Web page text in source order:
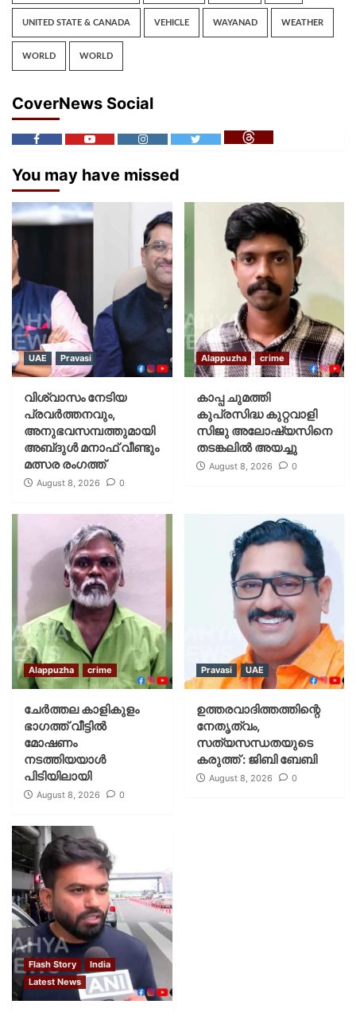
UNITED STATE & CANADA VEHICLE WAYANAD WEATHER
WORLD WORLD
CoverNews Social
You may have missed
UAE Pravasi
വിശ്വാസം നേടിയ
പ്രവർത്തനവും,
അനുഭവസമ്പത്തുമായി
അബ്‌ദുൾ മനാഫ് വീണ്ടും
മത്സര രംഗത്ത്
August 8, 2026 0
Alappuzha crime
കാപ്പ ചുമത്തി
കുപ്രസിദ്ധ കുറ്റവാളി
സിജു അലോഷ്യസിനെ
തടങ്കലിൽ അയച്ചു
August 8, 2026 0
Alappuzha crime
ചേർത്തല കാളികുളം
ഭാഗത്ത് വീട്ടിൽ
മോഷണം
നടത്തിയയാൾ
പിടിയിലായി
August 8, 2026 0
Pravasi UAE
ഉത്തരവാദിത്തത്തിന്റെ
നേതൃത്വം,
സത്യസന്ധതയുടെ
കരുത്ത് : ജിബി ബേബി
August 8, 2026 0
Flash Story
India
Latest News